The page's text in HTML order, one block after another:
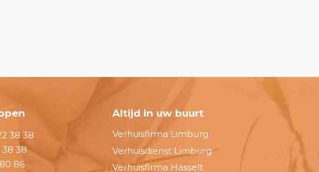
38 38
38 38
86
Altijd in uw buurt
Verhuisfirma Limburg
Verhuisdienst Limburg
Verhuisfirma Hasselt